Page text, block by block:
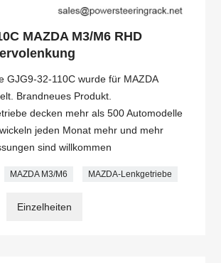
MAZDA M3/M6 RHD
GJG9-32-110C wurde für MAZDA
Brandneues Produkt.
decken mehr als 500 Automodelle
jeden Monat mehr und mehr
sind willkommen
MAZDA M3/M6 MAZDA-Lenkgetriebe
Einzelheiten